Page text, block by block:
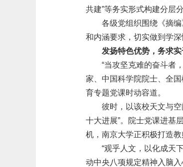
共建”等务实形式构建分层
各级党组织围绕《摘
和内涵要求，切实做到学
发扬特色优势，务求
“当攻坚克难的奋斗者
家、中国科学院院士、全
育专题党课时动容道。
彼时，以该校天文与
十大进展”。院士党课进基
机，南京大学正积极打造
“观乎人文，以化成天
动中央八项规定精神入脑入